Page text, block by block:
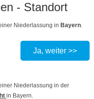
- Standort
Niederlassung in Bayern.
Ja, weiter >>
Niederlassung in der
in Bayern.